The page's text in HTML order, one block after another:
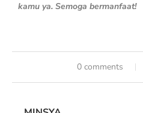
kamu ya. Semoga bermanfaat!
0 comments